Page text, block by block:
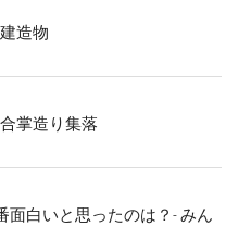
造物
掌造り集落
番面白いと思ったのは？- みん